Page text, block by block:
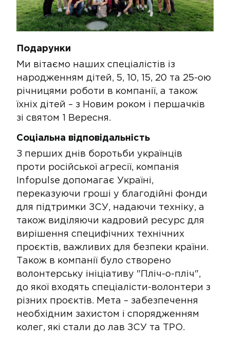
​​​Подарунки​​
Ми вітаємо наших спеціалістів із
народженням дітей, 5, 10, 15, 20 та 25-ою
річницями роботи в компанії, а також
їхніх дітей – з Новим роком і першачків
зі святом 1 Вересня.
Соціальна відповідальність
З перших днів боротьби українців
проти російської агресії, компанія
Infopulse допомагає Україні,
переказуючи гроші у благодійні фонди
для підтримки ЗСУ, надаючи техніку, а
також виділяючи кадровий ресурс для
вирішення специфічних технічних
проєктів, важливих для безпеки країни.
Також в компанії було створено
волонтерську ініціативу "Пліч-о-пліч",
до якої входять спеціалісти-волонтери з
різних проєктів. Мета – забезпечення
необхідним захистом і спорядженням
колег, які стали до лав ЗСУ та ТРО.